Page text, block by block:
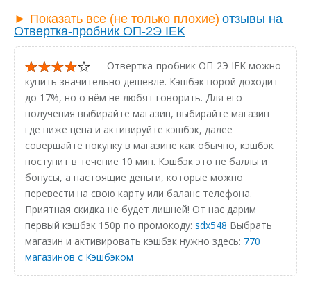
► Показать все (не только плохие) отзывы на
Отвертка-пробник ОП-2Э IEK
— Отвертка-пробник ОП-2Э IEK можно
купить значительно дешевле. Кэшбэк порой доходит
до 17%, но о нём не любят говорить. Для его
получения выбирайте магазин, выбирайте магазин
где ниже цена и активируйте кэшбэк, далее
совершайте покупку в магазине как обычно, кэшбэк
поступит в течение 10 мин. Кэшбэк это не баллы и
бонусы, а настоящие деньги, которые можно
перевести на свою карту или баланс телефона.
Приятная скидка не будет лишней! От нас дарим
первый кэшбэк 150р по промокоду: sdx548 Выбрать
магазин и активировать кэшбэк нужно здесь: 770
магазинов с Кэшбэком